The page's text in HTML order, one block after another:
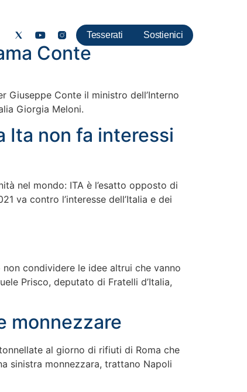
Tesserati Sostienici
Conte
Conte il ministro dell’Interno
Giorgia Meloni.
Ita non fa interessi
nel mondo: ITA è l’esatto opposto di
va contro l’interesse dell’Italia e dei
condividere le idee altrui che vanno
Prisco, deputato di Fratelli d’Italia,
monnezzare
al giorno di rifiuti di Roma che
sinistra monnezzara, trattano Napoli